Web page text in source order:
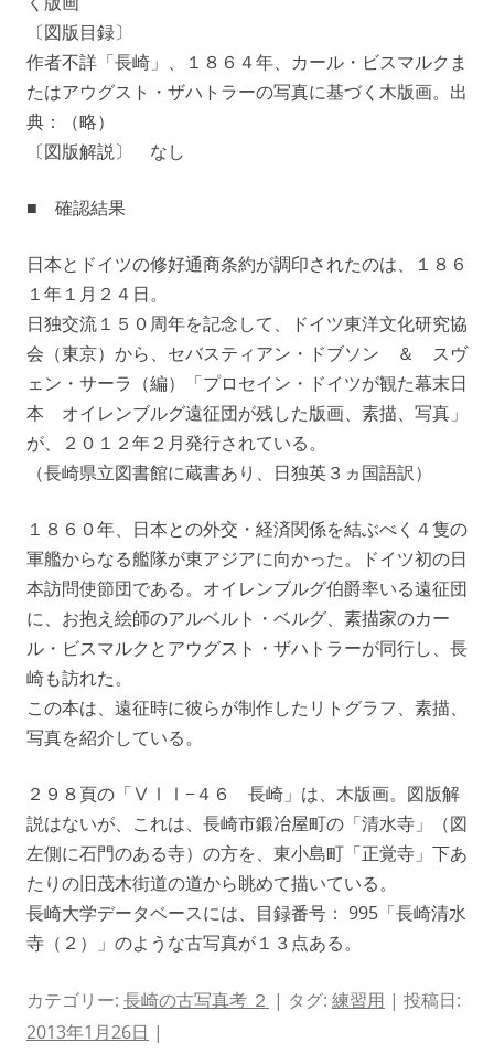
〔図版目録〕
作者不詳「長崎」、１８６４年、カール・ビスマルクま
たはアウグスト・ザハトラーの写真に基づく木版画。出
典：（略）
〔図版解説〕 なし
■ 確認結果
日本とドイツの修好通商条約が調印されたのは、１８６
１年１月２４日。
日独交流１５０周年を記念して、ドイツ東洋文化研究協
会（東京）から、セバスティアン・ドブソン ＆ スヴ
ェン・サーラ（編）「プロセイン・ドイツが観た幕末日
本 オイレンブルグ遠征団が残した版画、素描、写真」
が、２０１２年２月発行されている。
（長崎県立図書館に蔵書あり、日独英３ヵ国語訳）
１８６０年、日本との外交・経済関係を結ぶべく４隻の
軍艦からなる艦隊が東アジアに向かった。ドイツ初の日
本訪問使節団である。オイレンブルグ伯爵率いる遠征団
に、お抱え絵師のアルベルト・ベルグ、素描家のカー
ル・ビスマルクとアウグスト・ザハトラーが同行し、長
崎も訪れた。
この本は、遠征時に彼らが制作したリトグラフ、素描、
写真を紹介している。
２９８頁の「ⅤⅠⅠ−４６ 長崎」は、木版画。図版解
説はないが、これは、長崎市鍛冶屋町の「清水寺」（図
左側に石門のある寺）の方を、東小島町「正覚寺」下あ
たりの旧茂木街道の道から眺めて描いている。
長崎大学データベースには、目録番号： 995「長崎清水
寺（２）」のような古写真が１３点ある。
カテゴリー: 長崎の古写真考 ２ | タグ: 練習用 | 投稿日:
2013年1月26日 |